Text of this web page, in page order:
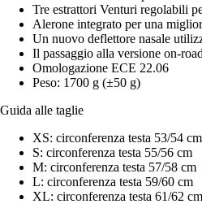
Tre estrattori Venturi regolabili
Alerone integrato per una
Un nuovo deflettore nasale
Il passaggio alla versione on-
Omologazione ECE 22.06
Peso: 1700 g (±50 g)
Guida alle taglie
XS: circonferenza testa 53/54 cm
S: circonferenza testa 55/56 cm
M: circonferenza testa 57/58 cm
L: circonferenza testa 59/60 cm
XL: circonferenza testa 61/62 cm